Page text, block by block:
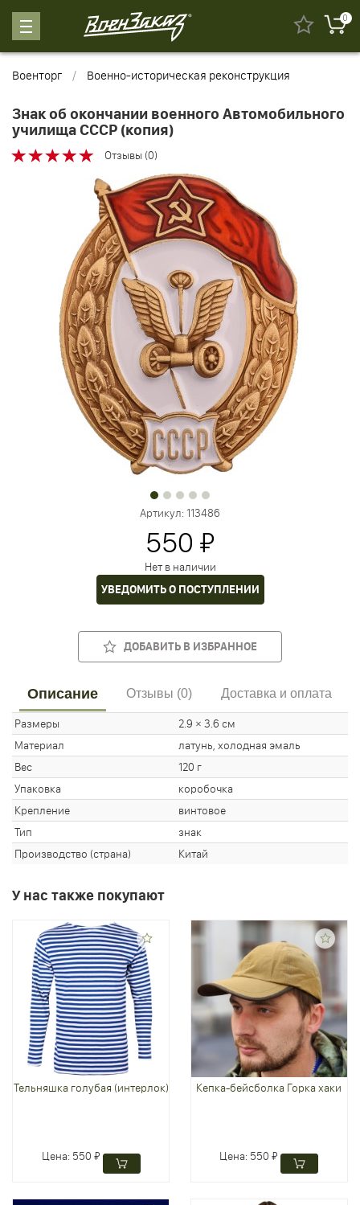
0
Военторг Военно-историческая реконструкция
Знак об окончании военного Автомобильного
училища СССР (копия)
Отзывы (0)
Артикул:113486
550 ₽
Нет в наличии
УВЕДОМИТЬ О ПОСТУПЛЕНИИ
ДОБАВИТЬ В ИЗБРАННОЕ
Описание Отзывы (0) Доставка и оплата
Размеры
2.9 × 3.6 см
Материал
латунь, холодная эмаль
Вес
120 г
Упаковка
коробочка
Крепление
винтовое
Тип
знак
Производство (страна)
Китай
У нас также покупают
Тельняшка голубая (интерлок)
Цена: 550 ₽
Кепка-бейсболка Горка хаки
Цена: 550 ₽